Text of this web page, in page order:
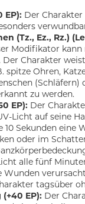
EP): Der
(Tz., Ez., Rz.)
Modifikator
Charakter
spitze Ohren,
(Schläfern)
zu werden.
EP): Der
Licht auf seine
Sekunden eine
oder im
alle fünf
Wunden
tagsüber
EP): Der